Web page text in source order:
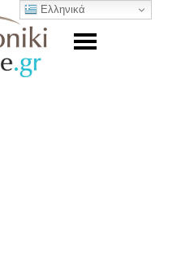
Ελληνικά